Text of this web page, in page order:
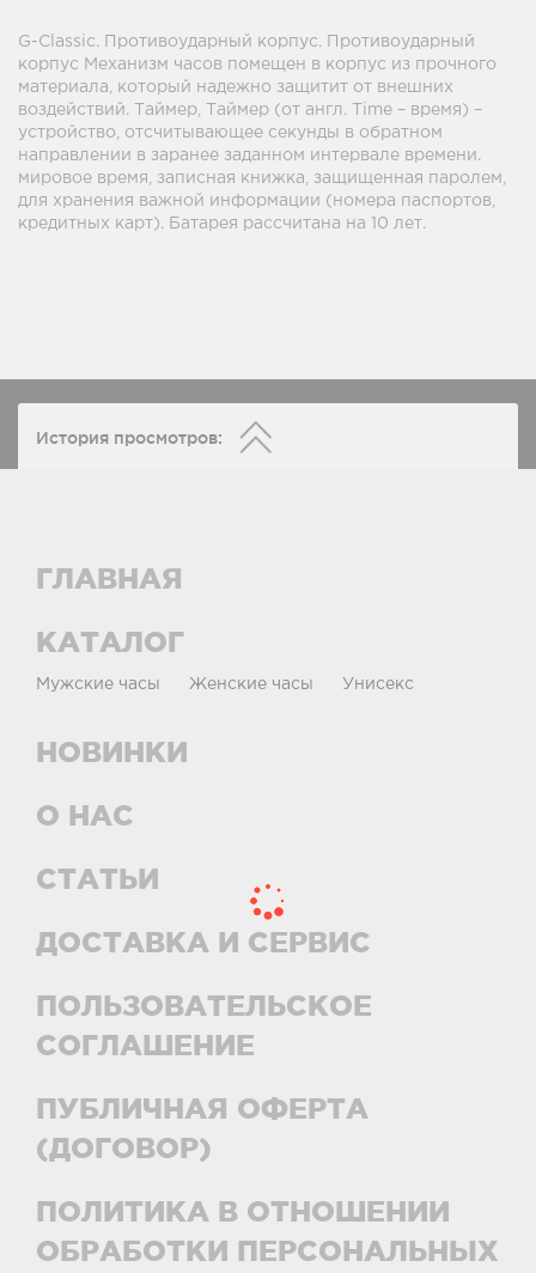
G-Classic. Противоударный корпус. Противоударный
корпус Механизм часов помещен в корпус из прочного
материала, который надежно защитит от внешних
воздействий. Таймер, Таймер (от англ. Time – время) –
устройство, отсчитывающее секунды в обратном
направлении в заранее заданном интервале времени.
мировое время, записная книжка, защищенная паролем,
для хранения важной информации (номера паспортов,
кредитных карт). Батарея рассчитана на 10 лет.
История просмотров:
ГЛАВНАЯ
КАТАЛОГ
Мужские часы Женские часы Унисекс
НОВИНКИ
О НАС
СТАТЬИ
ДОСТАВКА И СЕРВИС
ПОЛЬЗОВАТЕЛЬСКОЕ
СОГЛАШЕНИЕ
ПУБЛИЧНАЯ ОФЕРТА
(ДОГОВОР)
ПОЛИТИКА В ОТНОШЕНИИ
ОБРАБОТКИ ПЕРСОНАЛЬНЫХ